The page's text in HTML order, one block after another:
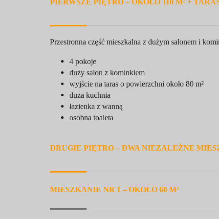
Przestronna część mieszkalna z dużym salonem i
4 pokoje
duży salon z kominkiem
wyjście na taras o powierzchni około 80 m²
duża kuchnia
łazienka z wanną
osobna toaleta
DRUGIE PIĘTRO – DWA NIEZALEŻNE
MIESZKANIE NR 1 – OKOŁO 60 M²